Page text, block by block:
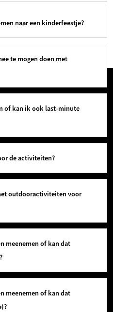
naar een kinderfeestje?
te mogen doen met
of kan ik ook last-minute
de activiteiten?
outdooractiviteiten voor
meenemen of kan dat
meenemen of kan dat